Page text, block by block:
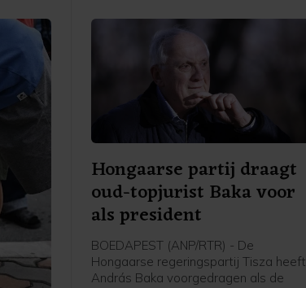
Hongaarse partij draagt
oud-topjurist Baka voor
als president
BOEDAPEST (ANP/RTR) - De
Hongaarse regeringspartij Tisza heeft
András Baka voorgedragen als de